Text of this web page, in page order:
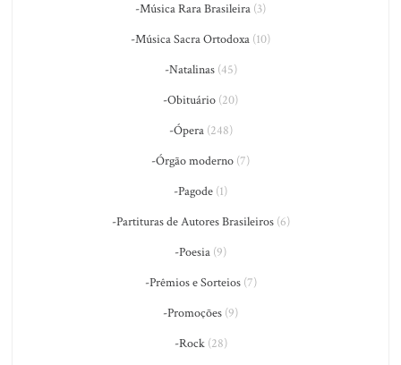
-Música Rara Brasileira (3)
-Música Sacra Ortodoxa (10)
-Natalinas(45)
-Obituário (20)
-Ópera(248)
-Órgão moderno (7)
-Pagode (1)
-Partituras de Autores Brasileiros(6)
-Poesia (9)
-Prêmios e Sorteios(7)
-Promoções (9)
-Rock(28)